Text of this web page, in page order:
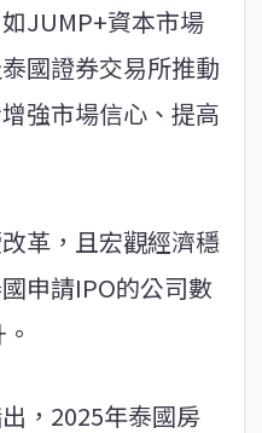
JUMP+資本市場
國證券交易所推動
強市場信心、提高
革，且宏觀經濟穩
申請IPO的公司數
，2025年泰國房